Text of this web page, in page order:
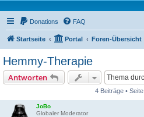
Donations FAQ
Startseite Portal Foren-Übersicht
Hemmy-Therapie
Antworten
4 Beiträge • Seite
JoBo
Globaler Moderator